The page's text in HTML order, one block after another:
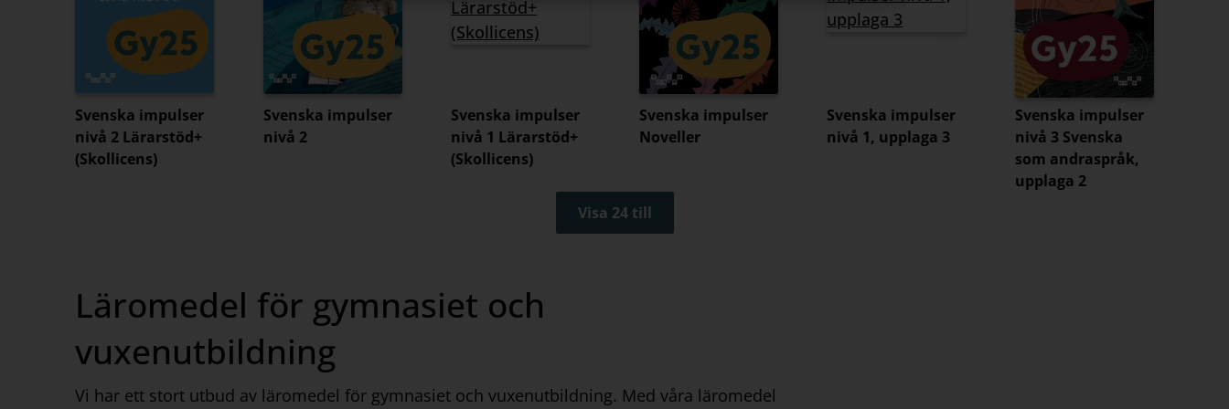
Svenska impulser
nivå 2 Lärarstöd+
(Skollicens)
Svenska impulser
nivå 2
Svenska impulser
nivå 1 Lärarstöd+
(Skollicens)
Svenska impulser
Noveller
Svenska impulser
nivå 1, upplaga 3
Svenska impulser
nivå 3 Svenska
som andraspråk,
upplaga 2
Visa 24 till
Läromedel för gymnasiet och
vuxenutbildning
Vi har ett stort utbud av läromedel för gymnasiet och vuxenutbildning. Med våra läromedel